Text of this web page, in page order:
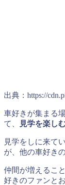
出典：https://
車好きが集まる
て、
見学を楽し
見学をしに来て
が、他の車好き
仲間が増えるこ
好きのファンと